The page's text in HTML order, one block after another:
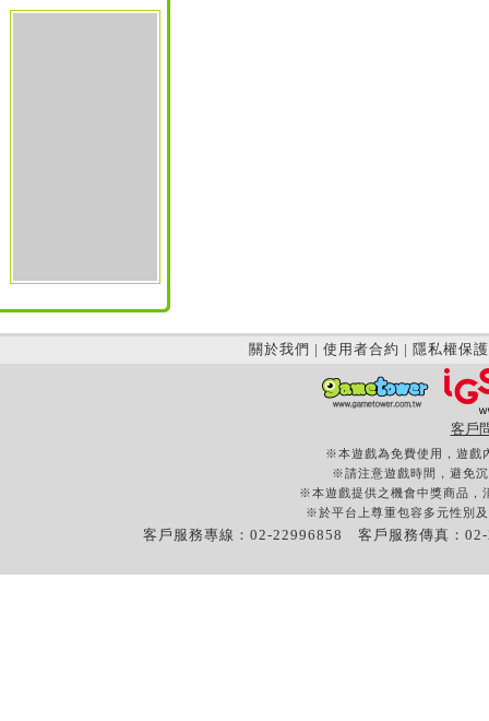
關於我們 | 使用者合約 | 隱私權保護
客戶
※本遊戲為免費使用，遊戲
※請注意遊戲時間，避免
※本遊戲提供之機會中獎商品，
※於平台上尊重包容多元性別
客戶服務專線：02-22996858 客戶服務傳真：